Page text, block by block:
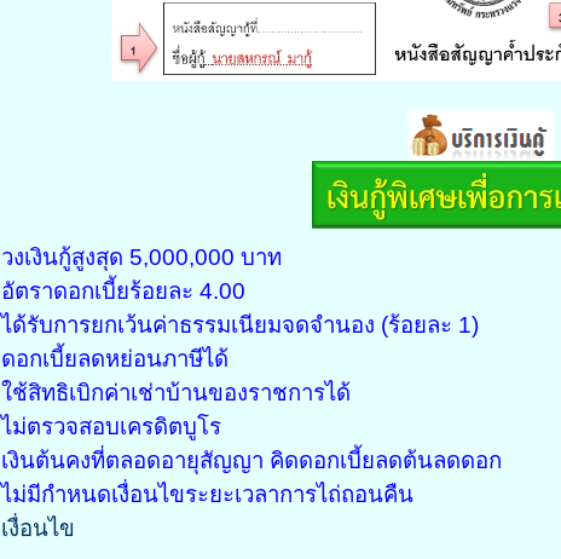
วงเงินกู้สูงสุด 5,000,000 บาท
อัตราดอกเบี้ยร้อยละ 4.00
ได้รับการยกเว้นค่าธรรมเนียมจดจำนอง (ร้อยละ 1)
ดอกเบี้ยลดหย่อนภาษีได้
ใช้สิทธิเบิกค่าเช่าบ้านของราชการได้
ไม่ตรวจสอบเครดิตบูโร
เงินต้นคงที่ตลอดอายุสัญญา คิดดอกเบี้ยลดต้นลดดอก
ไม่มีกำหนดเงื่อนไขระยะเวลาการไถ่ถอนคืน
เงื่อนไข